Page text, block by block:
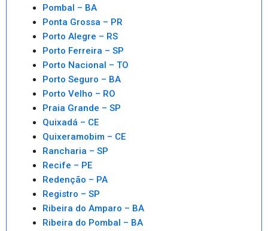
Pombal – BA
Ponta Grossa – PR
Porto Alegre – RS
Porto Ferreira – SP
Porto Nacional – TO
Porto Seguro – BA
Porto Velho – RO
Praia Grande – SP
Quixadá – CE
Quixeramobim – CE
Rancharia – SP
Recife – PE
Redenção – PA
Registro – SP
Ribeira do Amparo – BA
Ribeira do Pombal – BA